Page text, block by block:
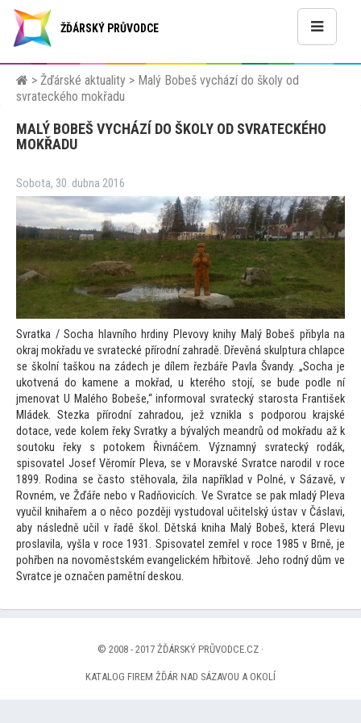
ŽĎÁRSKÝ PRŮVODCE
> Žďárské aktuality > Malý Bobeš vychází do školy od
svrateckého mokřadu
MALÝ BOBEŠ VYCHÁZÍ DO ŠKOLY OD SVRATECKÉHO
MOKŘADU
Sobota, 30. dubna 2016
Svratka / Socha hlavního hrdiny Plevovy knihy Malý Bobeš přibyla na
okraj mokřadu ve svratecké přírodní zahradě. Dřevěná skulptura chlapce
se školní taškou na zádech je dílem řezbáře Pavla Švandy. „Socha je
ukotvená do kamene a mokřad, u kterého stojí, se bude podle ní
jmenovat U Malého Bobeše,“ informoval svratecký starosta František
Mládek. Stezka přírodní zahradou, jež vznikla s podporou krajské
dotace, vede kolem řeky Svratky a bývalých meandrů od mokřadu až k
soutoku řeky s potokem Řivnáčem. Významný svratecký rodák,
spisovatel Josef Věromír Pleva, se v Moravské Svratce narodil v roce
1899. Rodina se často stěhovala, žila například v Polné, v Sázavě, v
Rovném, ve Žďáře nebo v Radňovicích. Ve Svratce se pak mladý Pleva
vyučil knihařem a o něco později vystudoval učitelský ústav v Čáslavi,
aby následně učil v řadě škol. Dětská kniha Malý Bobeš, která Plevu
proslavila, vyšla v roce 1931. Spisovatel zemřel v roce 1985 v Brně, je
pohřben na novoměstském evangelickém hřbitově. Jeho rodný dům ve
Svratce je označen pamětní deskou.
© 2008 - 2017 ŽĎÁRSKÝ PRŮVODCE.CZ ·
KATALOG FIREM ŽĎÁR NAD SÁZAVOU A OKOLÍ